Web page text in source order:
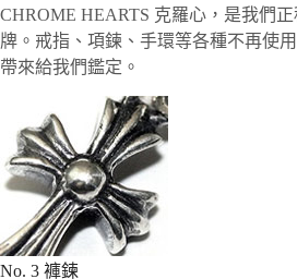
CHROME HEARTS 克羅心，是我們
牌。戒指、項鍊、手環等各種不再使
帶來給我們鑑定。
No. 3 褲鍊